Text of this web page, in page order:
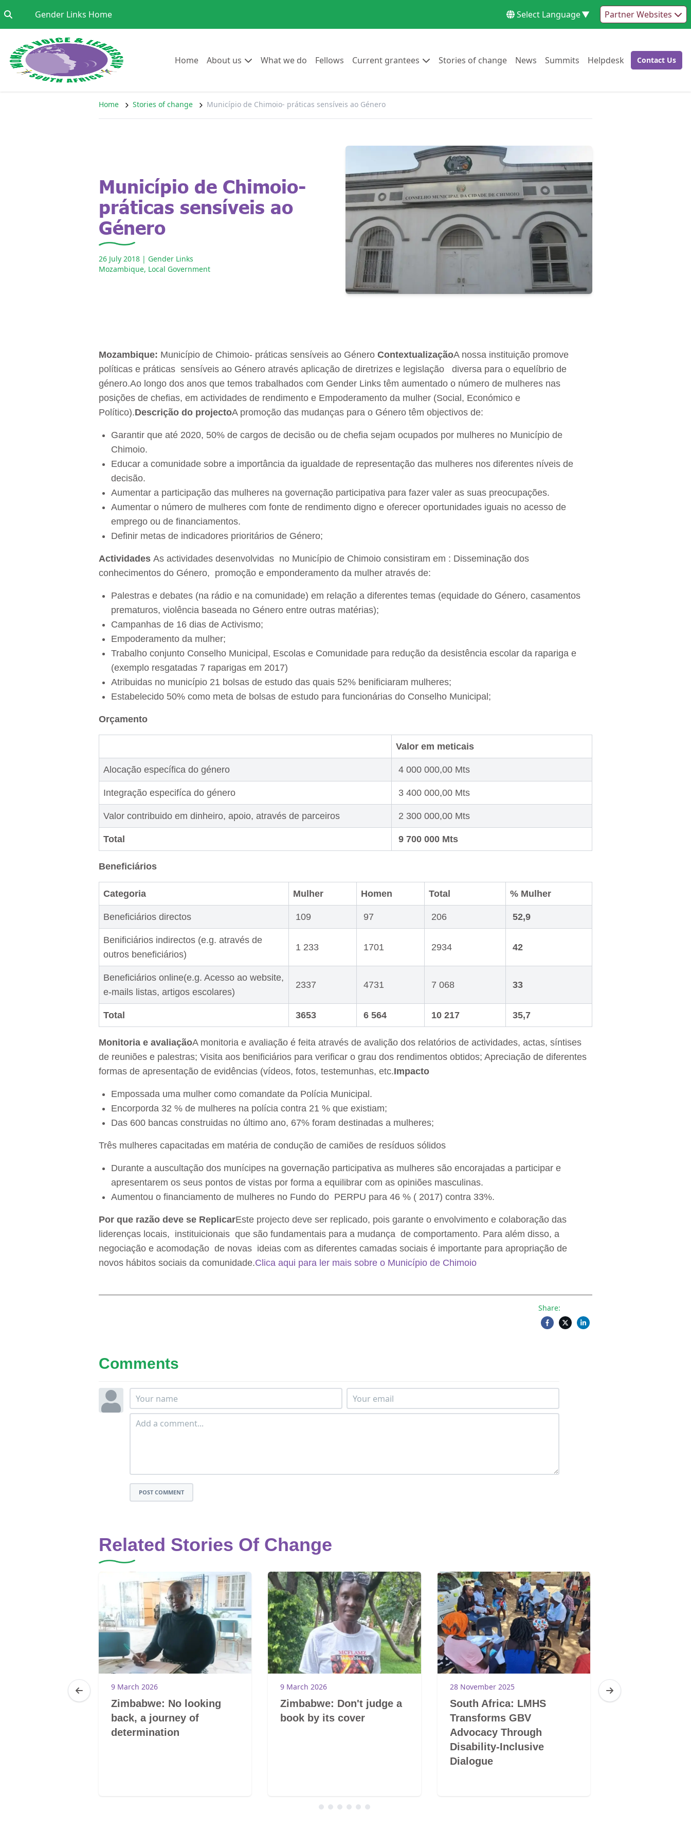
Gender Links HomeGo to: Select Language▼ Partner Websites
HomeGo to:
About us Go to:What we do Go to:
Fellows Go to:
Current grantees Go to:Stories of changeGo to:
News Go to:
Summits Go to:
Helpdesk Go to:Go to:
Contact Us
Home Stories of change Município de Chimoio- práticas sensíveis ao Género
Município de Chimoio-
práticas sensíveis ao
Género
26 July 2018 | Gender Links
Mozambique, Local Government
Mozambique: Município de Chimoio- práticas sensíveis ao Género ContextualizaçãoA nossa instituição promove
políticas e práticas sensíveis ao Género através aplicação de diretrizes e legislação diversa para o equelíbrio de
género.Ao longo dos anos que temos trabalhados com Gender Links têm aumentado o número de mulheres nas
posições de chefias, em actividades de rendimento e Empoderamento da mulher (Social, Económico e
Político).Descrição do projectoA promoção das mudanças para o Género têm objectivos de:
Garantir que até 2020, 50% de cargos de decisão ou de chefia sejam ocupados por mulheres no Município de
Chimoio.
Educar a comunidade sobre a importância da igualdade de representação das mulheres nos diferentes níveis de
decisão.
Aumentar a participação das mulheres na governação participativa para fazer valer as suas preocupações.
Aumentar o número de mulheres com fonte de rendimento digno e oferecer oportunidades iguais no acesso de
emprego ou de financiamentos.
Definir metas de indicadores prioritários de Género;
Actividades As actividades desenvolvidas no Município de Chimoio consistiram em : Disseminação dos
conhecimentos do Género, promoção e emponderamento da mulher através de:
Palestras e debates (na rádio e na comunidade) em relação a diferentes temas (equidade do Género, casamentos
prematuros, violência baseada no Género entre outras matérias);
Campanhas de 16 dias de Activismo;
Empoderamento da mulher;
Trabalho conjunto Conselho Municipal, Escolas e Comunidade para redução da desistência escolar da rapariga e
(exemplo resgatadas 7 raparigas em 2017)
Atribuidas no município 21 bolsas de estudo das quais 52% benificiaram mulheres;
Estabelecido 50% como meta de bolsas de estudo para funcionárias do Conselho Municipal;
Orçamento
Valor em meticais
Alocação específica do género 4 000 000,00 Mts
Integração especifíca do género 3 400 000,00 Mts
Valor contribuido em dinheiro, apoio, através de parceiros 2 300 000,00 Mts
Total 9 700 000 Mts
Beneficiários
Categoria Mulher Homen Total % Mulher
Beneficiários directos 109 97 206 52,9
Benificiários indirectos (e.g. através de
outros beneficiários)
1 233 1701 2934 42
Beneficiários online(e.g. Acesso ao website,
e-mails listas, artigos escolares)
2337 4731 7 068 33
Total 3653 6 564 10 217 35,7
Monitoria e avaliaçãoA monitoria e avaliação é feita através de avalição dos relatórios de actividades, actas, síntises
de reuniões e palestras; Visita aos benificiários para verificar o grau dos rendimentos obtidos; Apreciação de diferentes
formas de apresentação de evidências (vídeos, fotos, testemunhas, etc.Impacto
Empossada uma mulher como comandate da Polícia Municipal.
Encorporda 32 % de mulheres na polícia contra 21 % que existiam;
Das 600 bancas construidas no último ano, 67% foram destinadas a mulheres;
Três mulheres capacitadas em matéria de condução de camiões de resíduos sólidos
Durante a auscultação dos munícipes na governação participativa as mulheres são encorajadas a participar e
apresentarem os seus pontos de vistas por forma a equilibrar com as opiniões masculinas.
Aumentou o financiamento de mulheres no Fundo do PERPU para 46 % ( 2017) contra 33%.
Por que razão deve se ReplicarEste projecto deve ser replicado, pois garante o envolvimento e colaboração das
liderenças locais, instituicionais que são fundamentais para a mudança de comportamento. Para além disso, a
negociação e acomodação de novas ideias com as diferentes camadas sociais é importante para apropriação de
novos hábitos sociais da comunidade.Clica aqui para ler mais sobre o Município de Chimoio
Share:
Comments
POST COMMENT
Related Stories Of Change
9 March 2026
Zimbabwe: No looking
back, a journey of
determination
9 March 2026
Zimbabwe: Don't judge a
book by its cover
28 November 2025
South Africa: LMHS
Transforms GBV
Advocacy Through
Disability-Inclusive
Dialogue
28 November 2025